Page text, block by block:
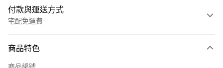
付款與運送方式
宅配免運費
信用卡一次付款
商品特色